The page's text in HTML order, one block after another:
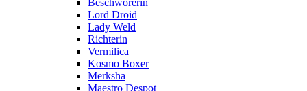
Beschwörerin
Lord Droid
Lady Weld
Richterin
Vermilica
Kosmo Boxer
Merksha
Maestro Despot